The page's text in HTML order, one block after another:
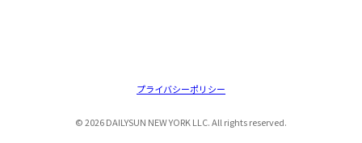
© 2026 DAILYSUN NEW YORK LLC. All rights reserved.
プライバシーポリシー